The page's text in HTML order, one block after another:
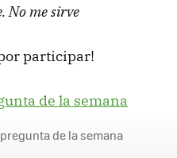
No me sirve
participar!
de la semana
pregunta de la semana